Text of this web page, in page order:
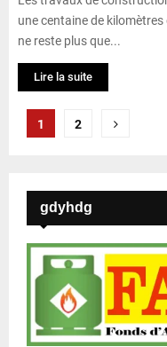
une centaine de
ne reste plus que...
Lire la suite
P
g
i
n
a
1 2
gdyhdg